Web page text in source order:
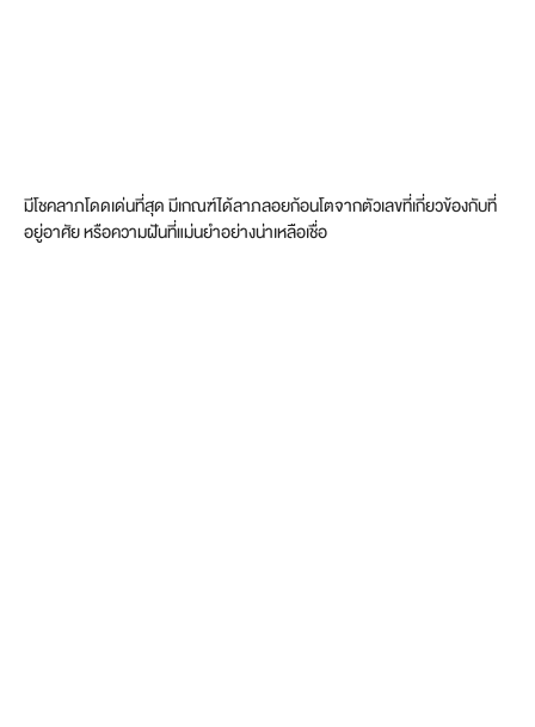
มีโชคลาภโดดเด่นที่สุด มีเกณฑ์ได้ลาภลอยก้อนโตจากตัวเลขที่เกี่ยวข้องกับที่
อยู่อาศัย หรือความฝันที่แม่นยำอย่างน่าเหลือเชื่อ